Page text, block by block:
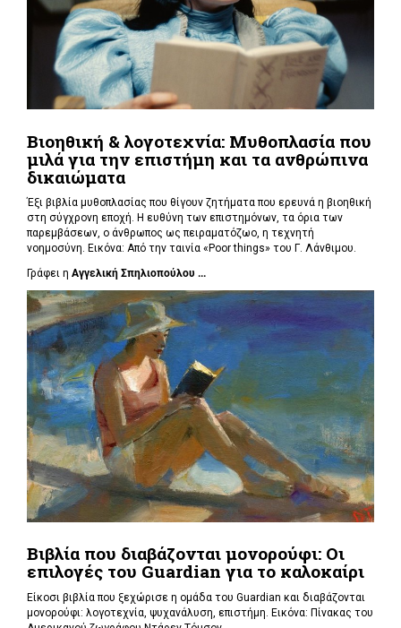
Βιοηθική & λογοτεχνία: Μυθοπλασία που
μιλά για την επιστήμη και τα ανθρώπινα
δικαιώματα
Έξι βιβλία μυθοπλασίας που θίγουν ζητήματα που ερευνά η βιοηθική
στη σύγχρονη εποχή. Η ευθύνη των επιστημόνων, τα όρια των
παρεμβάσεων, ο άνθρωπος ως πειραματόζωο, η τεχνητή
νοημοσύνη. Εικόνα: Από την ταινία «Poor things» του Γ. Λάνθιμου.
Γράφει η Αγγελική Σπηλιοπούλου ...
Βιβλία που διαβάζονται μονορούφι: Οι
επιλογές του Guardian για το καλοκαίρι
Είκοσι βιβλία που ξεχώρισε η ομάδα του Guardian και διαβάζονται
μονορούφι: λογοτεχνία, ψυχανάλυση, επιστήμη. Εικόνα: Πίνακας του